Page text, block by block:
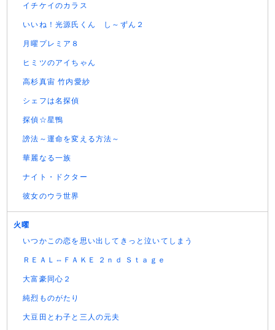
イチケイのカラス
いいね！光源氏くん し～ずん２
月曜プレミア８
ヒミツのアイちゃん
高杉真宙 竹内愛紗
シェフは名探偵
探偵☆星鴨
謗法～運命を変える方法～
華麗なる一族
ナイト・ドクター
彼女のウラ世界
火曜
いつかこの恋を思い出してきっと泣いてしまう
ＲＥＡＬ⇔ＦＡＫＥ ２ｎｄ Ｓｔａｇｅ
大富豪同心２
純烈ものがたり
大豆田とわ子と三人の元夫